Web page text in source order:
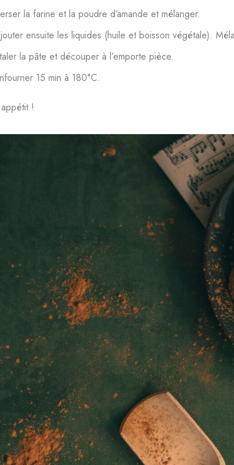
la farine et la poudre d’amande et mélanger.
ensuite les liquides (huile et boisson végétale).
la pâte et découper à l’emporte pièce.
15 min à 180°C.
!